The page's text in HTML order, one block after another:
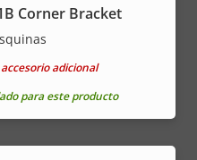
Corner Bracket
adicional
para este producto